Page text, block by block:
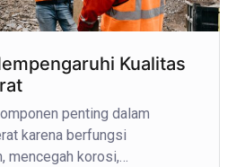
Kualitas
penting dalam
karena berfungsi
mencegah korosi,…